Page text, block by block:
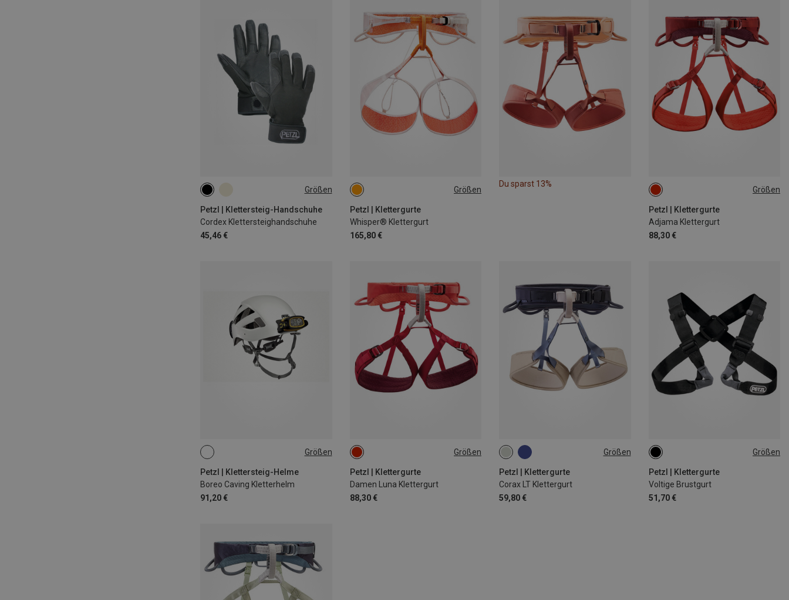
Größen
Petzl | Klettersteig-Handschuhe
Cordex Klettersteighandschuhe
45,46 €
S Größen
Petzl | Klettergurte
Whisper® Klettergurt
165,80 €
65-71CM
77-84CM
84-92CM
Du sparst 13%
Größen
Petzl | Klettergurte
Adjama Klettergurt
88,30 €
71-77CM
84-92CM
92-100CM
Größen
Petzl | Klettersteig-Helme
Boreo Caving Kletterhelm
91,20 €
48-58CM Größen
Petzl | Klettergurte
Damen Luna Klettergurt
88,30 €
65-71CM
77-84CM
84-92CM
Größen
Petzl | Klettergurte
Corax LT Klettergurt
59,80 €
65-71CM
77-84CM
84-92CM
92-100CM
Größen
Petzl | Klettergurte
Voltige Brustgurt
51,70 €
ONE SIZE